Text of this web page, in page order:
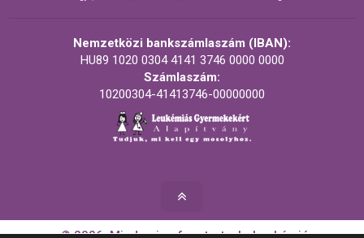
Nemzetközi bankszámlaszám (IBAN):
HU89 1020 0304 4141 3746 0000 0000
Számlaszám:
10200304-41413746-00000000